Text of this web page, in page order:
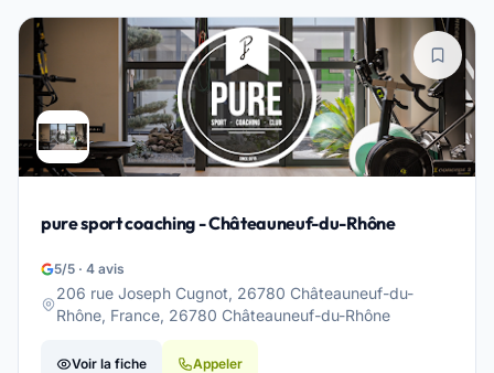
pure sport coaching - Châteauneuf-du-Rhône
5/5 · 4 avis
206 rue Joseph Cugnot, 26780 Châteauneuf-du-
Rhône, France, 26780 Châteauneuf-du-Rhône
Voir la fiche Appeler